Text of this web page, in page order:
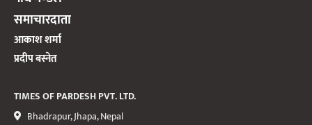
समाचारदाता
आकाश शर्मा
प्रदीप बस्नेत
TIMES OF PARDESH PVT. LTD.
Bhadrapur, Jhapa, Nepal